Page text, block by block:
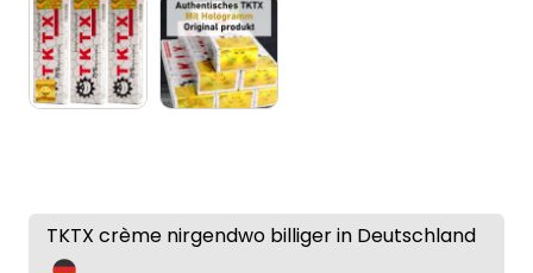
TKTX crème nirgendwo billiger in Deutschland